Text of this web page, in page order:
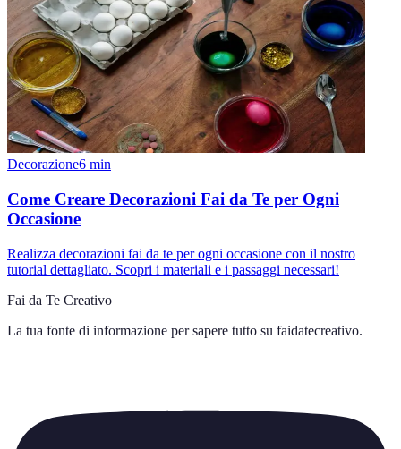
Decorazione6 min
Come Creare Decorazioni Fai da Te per Ogni
Occasione
Realizza decorazioni fai da te per ogni occasione con il nostro
tutorial dettagliato. Scopri i materiali e i passaggi necessari!
Fai da Te Creativo
La tua fonte di informazione per sapere tutto su faidatecreativo.